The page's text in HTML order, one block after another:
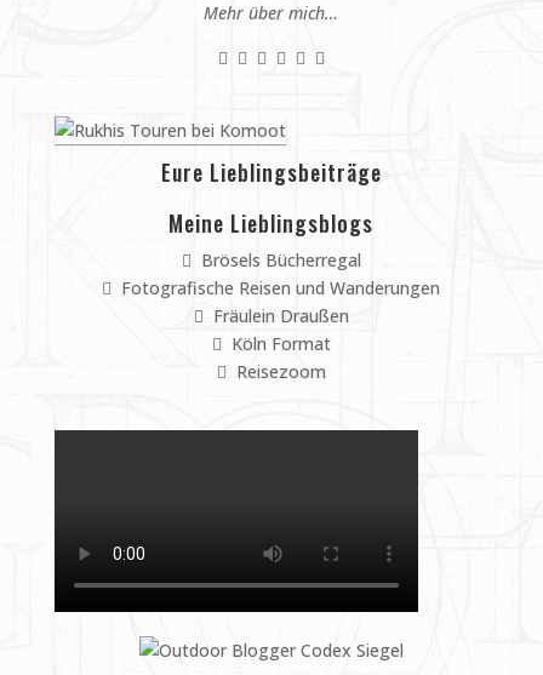
Mehr über mich…
Eure Lieblingsbeiträge
Meine Lieblingsblogs
Brösels Bücherregal
Fotografische Reisen und Wanderungen
Fräulein Draußen
Köln Format
Reisezoom